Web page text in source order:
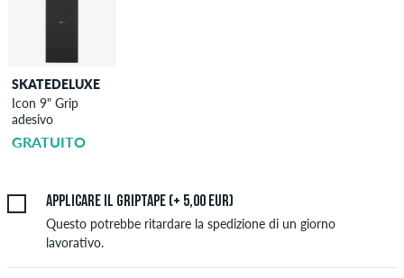
SKATEDELUXE
Icon 9" Grip
adesivo
GRATUITO
Applicare il griptape (+ 5,00 EUR)
Questo potrebbe ritardare la spedizione di un giorno
lavorativo.